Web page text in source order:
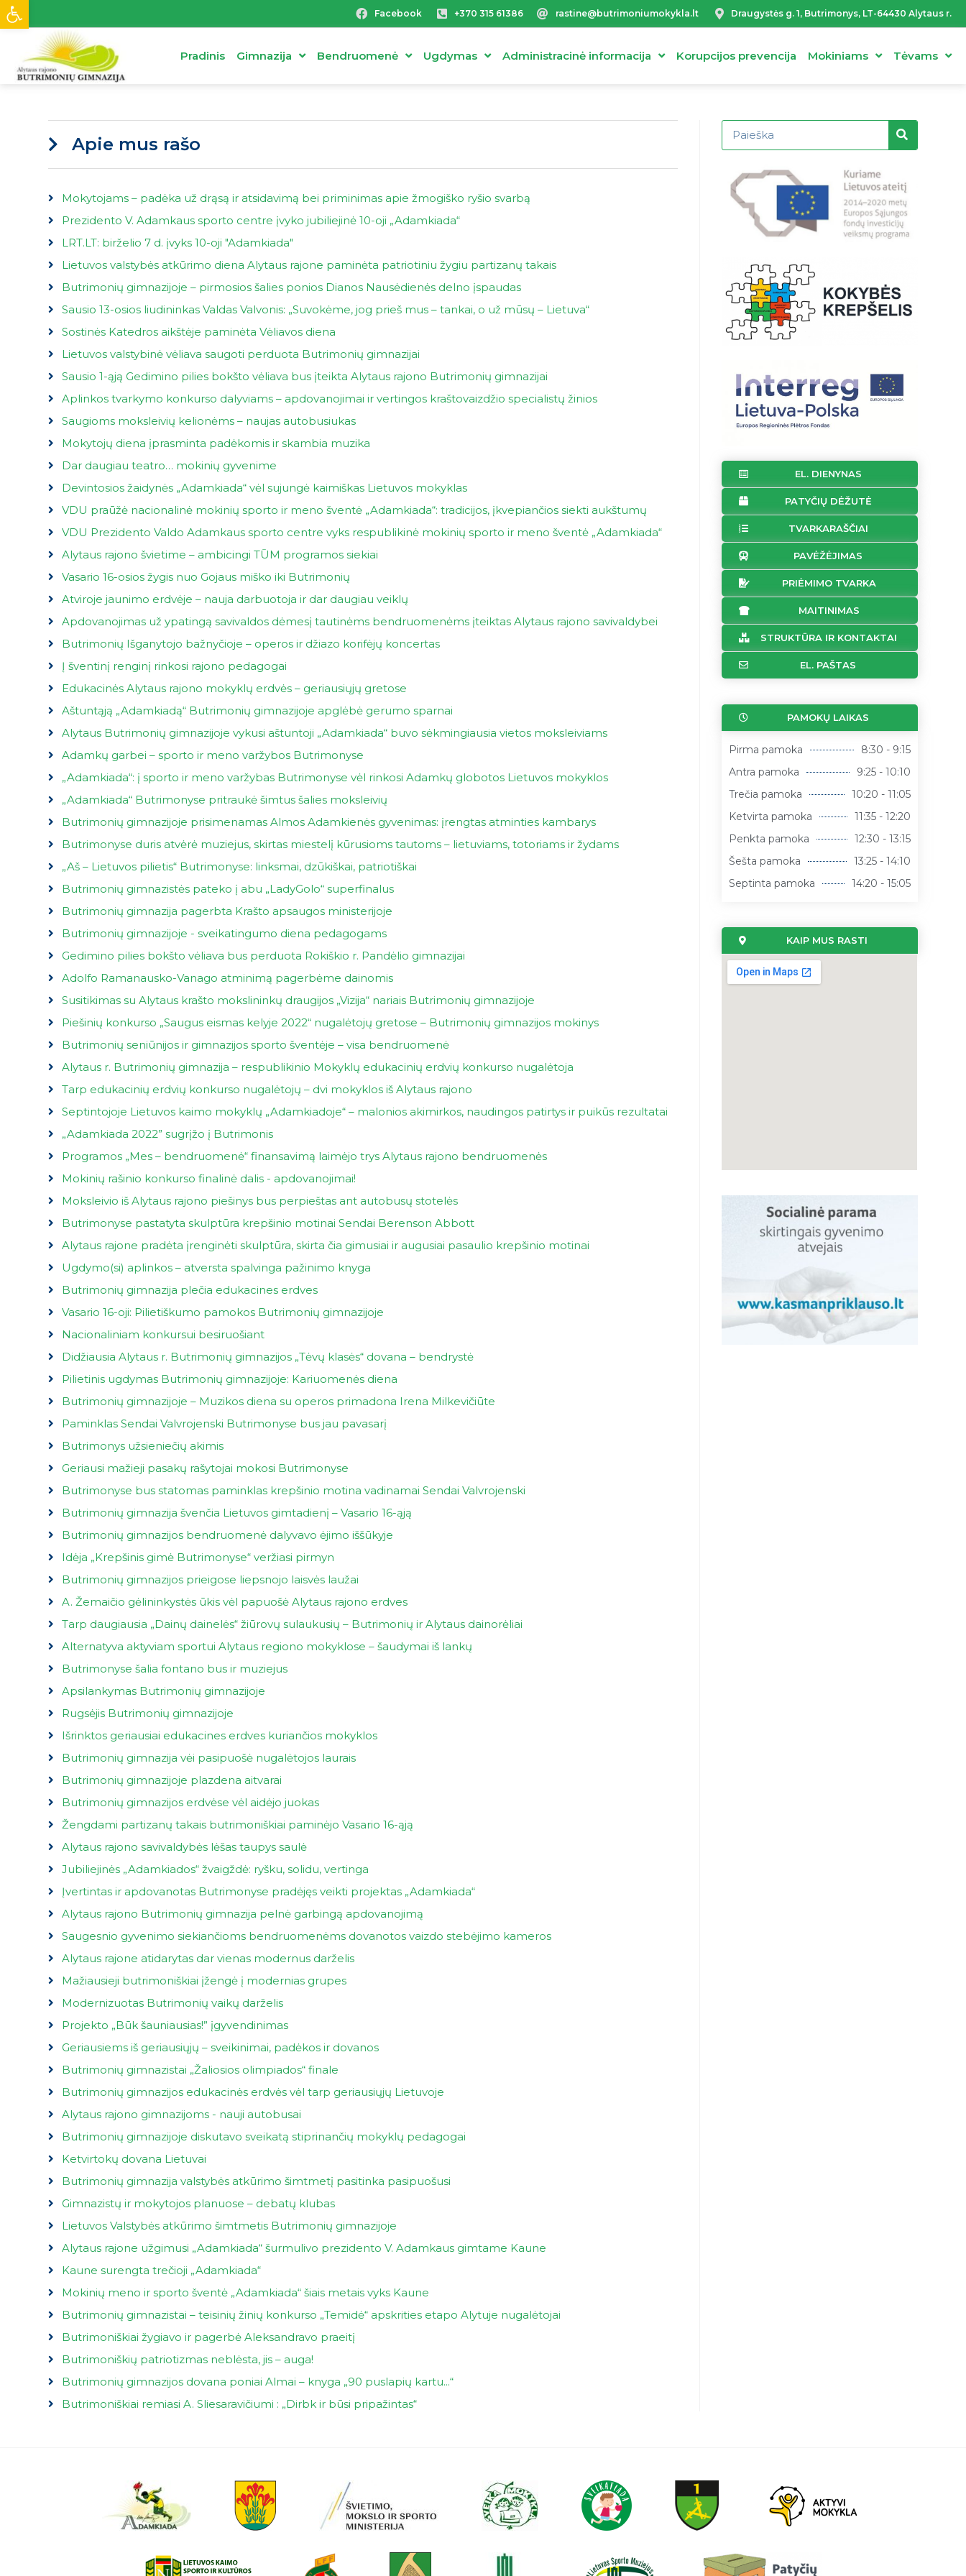
Facebook +370 315 61386 rastine@butrimoniumokykla.lt Draugystės g. 1, Butrimonys, LT-64430 Alytaus r.
Pradinis Gimnazija Bendruomenė Ugdymas Administracinė informacija Korupcijos prevencija Mokiniams Tėvams
Apie mus rašo
Mokytojams – padėka už drąsą ir atsidavimą bei priminimas apie žmogiško ryšio svarbą
Prezidento V. Adamkaus sporto centre įvyko jubiliejinė 10-oji „Adamkiada“
LRT.LT: birželio 7 d. įvyks 10-oji "Adamkiada"
Lietuvos valstybės atkūrimo diena Alytaus rajone paminėta patriotiniu žygiu partizanų takais
Butrimonių gimnazijoje – pirmosios šalies ponios Dianos Nausėdienės delno įspaudas
Sausio 13-osios liudininkas Valdas Valvonis: „Suvokėme, jog prieš mus – tankai, o už mūsų – Lietuva“
Sostinės Katedros aikštėje paminėta Vėliavos diena
Lietuvos valstybinė vėliava saugoti perduota Butrimonių gimnazijai
Sausio 1-ąją Gedimino pilies bokšto vėliava bus įteikta Alytaus rajono Butrimonių gimnazijai
Aplinkos tvarkymo konkurso dalyviams – apdovanojimai ir vertingos kraštovaizdžio specialistų žinios
Saugioms moksleivių kelionėms – naujas autobusiukas
Mokytojų diena įprasminta padėkomis ir skambia muzika
Dar daugiau teatro… mokinių gyvenime
Devintosios žaidynės „Adam­kia­da“ vėl su­jun­gė kai­miš­kas Lie­tu­vos mo­kyk­las
VDU praūžė nacionalinė mokinių sporto ir meno šventė „Adamkiada“: tradicijos, įkvepiančios siekti aukštumų
VDU Prezidento Valdo Adamkaus sporto centre vyks respublikinė mokinių sporto ir meno šventė „Adamkiada“
Alytaus rajono švietime – ambicingi TŪM programos siekiai
Vasario 16-osios žygis nuo Gojaus miško iki Butrimonių
Atviroje jaunimo erdvėje – nauja darbuotoja ir dar daugiau veiklų
Apdovanojimas už ypatingą savivaldos dėmesį tautinėms bendruomenėms įteiktas Alytaus rajono savivaldybei
Butrimonių Išganytojo bažnyčioje – operos ir džiazo korifėjų koncertas
Į šventinį renginį rinkosi rajono pedagogai
Edukacinės Alytaus rajono mokyklų erdvės – geriausiųjų gretose
Aštuntąją „Adamkiadą“ Butrimonių gimnazijoje apglėbė gerumo sparnai
Alytaus Butrimonių gimnazijoje vykusi aštuntoji „Adamkiada“ buvo sėkmingiausia vietos moksleiviams
Adamkų garbei – sporto ir meno varžybos Butrimonyse
„Adamkiada“: į sporto ir meno varžybas Butrimonyse vėl rinkosi Adamkų globotos Lietuvos mokyklos
„Adamkiada“ Butrimonyse pritraukė šimtus šalies moksleivių
Butrimonių gimnazijoje prisimenamas Almos Adamkienės gyvenimas: įrengtas atminties kambarys
Butrimonyse duris atvėrė muziejus, skirtas miestelį kūrusioms tautoms – lietuviams, totoriams ir žydams
„Aš – Lietuvos pilietis“ Butrimonyse: linksmai, dzūkiškai, patriotiškai
Butrimonių gimnazistės pateko į abu „LadyGolo“ superfinalus
Butrimonių gimnazija pagerbta Krašto apsaugos ministerijoje
Butrimonių gimnazijoje - sveikatingumo diena pedagogams
Gedimino pilies bokšto vėliava bus perduota Rokiškio r. Pandėlio gimnazijai
Adolfo Ramanausko-Vanago atminimą pagerbėme dainomis
Susitikimas su Alytaus krašto mokslininkų draugijos „Vizija“ nariais Butrimonių gimnazijoje
Piešinių konkurso „Saugus eismas kelyje 2022“ nugalėtojų gretose – Butrimonių gimnazijos mokinys
Butrimonių seniūnijos ir gimnazijos sporto šventėje – visa bendruomenė
Alytaus r. Butrimonių gimnazija – respublikinio Mokyklų edukacinių erdvių konkurso nugalėtoja
Tarp edukacinių erdvių konkurso nugalėtojų – dvi mokyklos iš Alytaus rajono
Septintojoje Lietuvos kaimo mokyklų „Adamkiadoje“ – malonios akimirkos, naudingos patirtys ir puikūs rezultatai
„Adamkiada 2022” sugrįžo į Butrimonis
Programos „Mes – bendruomenė“ finansavimą laimėjo trys Alytaus rajono bendruomenės
Mokinių rašinio konkurso finalinė dalis - apdovanojimai!
Moksleivio iš Alytaus rajono piešinys bus perpieštas ant autobusų stotelės
Butrimonyse pastatyta skulptūra krepšinio motinai Sendai Berenson Abbott
Alytaus rajone pradėta įrenginėti skulptūra, skirta čia gimusiai ir augusiai pasaulio krepšinio motinai
Ug­dy­mo(si) ap­lin­kos – at­vers­ta spal­vin­ga pa­ži­ni­mo kny­ga
Butrimonių gimnazija plečia edukacines erdves
Vasario 16-oji: Pilietiškumo pamokos Butrimonių gimnazijoje
Nacionaliniam konkursui besiruošiant
Didžiausia Alytaus r. Butrimonių gimnazijos „Tėvų klasės“ dovana – bendrystė
Pilietinis ugdymas Butrimonių gimnazijoje: Kariuomenės diena
Butrimonių gimnazijoje – Muzikos diena su operos primadona Irena Milkevičiūte
Paminklas Sendai Valvrojenski Butrimonyse bus jau pavasarį
Butrimonys užsieniečių akimis
Geriausi mažieji pasakų rašytojai mokosi Butrimonyse
Butrimonyse bus statomas paminklas krepšinio motina vadinamai Sendai Valvrojenski
Butrimonių gimnazija švenčia Lietuvos gimtadienį – Vasario 16-ąją
Butrimonių gimnazijos bendruomenė dalyvavo ėjimo iššūkyje
Idėja „Krepšinis gimė Butrimonyse“ veržiasi pirmyn
Butrimonių gimnazijos prieigose liepsnojo laisvės laužai
A. Žemaičio gėlininkystės ūkis vėl papuošė Alytaus rajono erdves
Tarp daugiausia „Dainų dainelės“ žiūrovų sulaukusių – Butrimonių ir Alytaus dainorėliai
Alternatyva aktyviam sportui Alytaus regiono mokyklose – šaudymai iš lankų
Butrimonyse šalia fontano bus ir muziejus
Apsilankymas Butrimonių gimnazijoje
Rugsėjis Butrimonių gimnazijoje
Išrinktos geriausiai edukacines erdves kuriančios mokyklos
Butrimonių gimnazija vėi pasipuošė nugalėtojos laurais
Butrimonių gimnazijoje plazdena aitvarai
Butrimonių gimnazijos erdvėse vėl aidėjo juokas
Žengdami partizanų takais butrimoniškiai paminėjo Vasario 16-ąją
Alytaus rajono savivaldybės lėšas taupys saulė
Jubiliejinės „Adamkiados“ žvaigždė: ryšku, solidu, vertinga
Įvertintas ir apdovanotas Butrimonyse pradėjęs veikti projektas „Adamkiada“
Alytaus rajono Butrimonių gimnazija pelnė garbingą apdovanojimą
Saugesnio gyvenimo siekiančioms bendruomenėms dovanotos vaizdo stebėjimo kameros
Alytaus rajone atidarytas dar vienas modernus darželis
Mažiausieji butrimoniškiai įžengė į modernias grupes
Modernizuotas Butrimonių vaikų darželis
Projekto „Būk šauniausias!” įgyvendinimas
Geriausiems iš geriausiųjų – sveikinimai, padėkos ir dovanos
Butrimonių gimnazistai „Žaliosios olimpiados“ finale
Butrimonių gimnazijos edukacinės erdvės vėl tarp geriausiųjų Lietuvoje
Alytaus rajono gimnazijoms - nauji autobusai
Butrimonių gimnazijoje diskutavo sveikatą stiprinančių mokyklų pedagogai
Ketvirtokų dovana Lietuvai
Butrimonių gimnazija valstybės atkūrimo šimtmetį pasitinka pasipuošusi
Gimnazistų ir mokytojos planuose – debatų klubas
Lietuvos Valstybės atkūrimo šimtmetis Butrimonių gimnazijoje
Alytaus rajone užgimusi „Adamkiada“ šurmulivo prezidento V. Adamkaus gimtame Kaune
Kaune surengta trečioji „Adamkiada“
Mokinių meno ir sporto šventė „Adamkiada“ šiais metais vyks Kaune
Butrimonių gimnazistai – teisinių žinių konkurso „Temidė“ apskrities etapo Alytuje nugalėtojai
Butrimoniškiai žygiavo ir pagerbė Aleksandravo praeitį
Butrimoniškių patriotizmas neblėsta, jis – auga!
Butrimonių gimnazijos dovana poniai Almai – knyga „90 puslapių kartu...“
Butrimoniškiai remiasi A. Sliesaravičiumi : „Dirbk ir būsi pripažintas“
EL. DIENYNAS
PATYČIŲ DĖŽUTĖ
TVARKARAŠČIAI
PAVĖŽĖJIMAS
PRIĖMIMO TVARKA
MAITINIMAS
STRUKTŪRA IR KONTAKTAI
EL. PAŠTAS
PAMOKŲ LAIKAS
Pirma pamoka
8:30 - 9:15
Antra pamoka
9:25 - 10:10
Trečia pamoka
10:20 - 11:05
Ketvirta pamoka
11:35 - 12:20
Penkta pamoka
12:30 - 13:15
Šešta pamoka
13:25 - 14:10
Septinta pamoka
14:20 - 15:05
KAIP MUS RASTI